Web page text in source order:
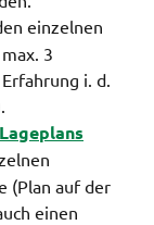
einzelnen
3
i. d.
Lageplans
(Plan auf der
einen